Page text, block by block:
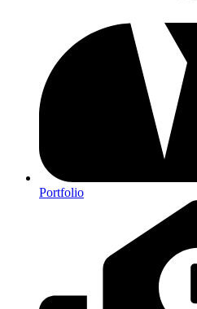
Portfolio